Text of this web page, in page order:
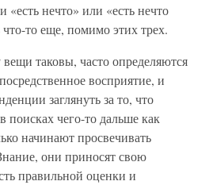
«есть нечто» или «есть нечто
то еще, помимо этих трех.
таковы, часто определяются
восприятие, и
заглянуть за то, что
поисках чего-то дальше как
начинают просвечивать
они приносят свою
правильной оценки и